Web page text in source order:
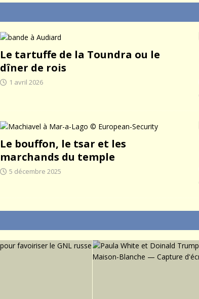
Le tartuffe de la Toundra ou le
dîner de rois
1 avril 2026
Le bouffon, le tsar et les
marchands du temple
5 décembre 2025